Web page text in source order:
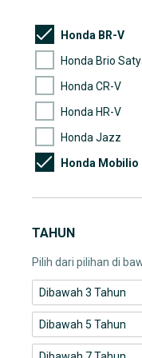
Honda BR-V
Honda Brio
Honda CR-V
Honda HR-V
Honda Jazz
Honda Mobilio
TAHUN
Pilih dari pilihan di
Dibawah 3 Tahun
Dibawah 5 Tahun